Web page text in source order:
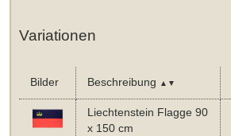
Variationen
Bilder Beschreibung ▲▼
Liechtenstein Flagge 90
x 150 cm